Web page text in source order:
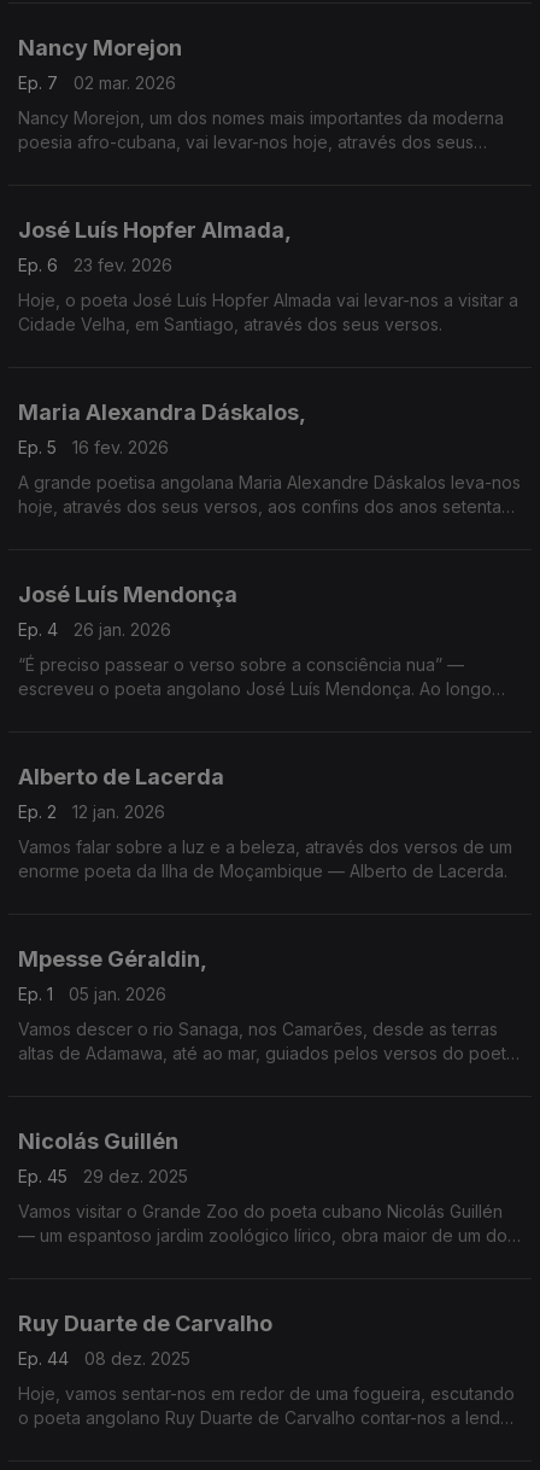
Nancy Morejon
Ep. 7
02 mar. 2026
Nancy Morejon, um dos nomes mais importantes da moderna
poesia afro-cubana, vai levar-nos hoje, através dos seus
José Luís Hopfer Almada,
Ep. 6
23 fev. 2026
Hoje, o poeta José Luís Hopfer Almada vai levar-nos a visitar a
Cidade Velha, em Santiago, através dos seus versos.
Maria Alexandra Dáskalos,
Ep. 5
16 fev. 2026
A grande poetisa angolana Maria Alexandre Dáskalos leva-nos
hoje, através dos seus versos, aos confins dos anos setenta
José Luís Mendonça
Ep. 4
26 jan. 2026
“É preciso passear o verso sobre a consciência nua” —
escreveu o poeta angolano José Luís Mendonça. Ao longo
Alberto de Lacerda
Ep. 2
12 jan. 2026
Vamos falar sobre a luz e a beleza, através dos versos de um
enorme poeta da Ilha de Moçambique — Alberto de Lacerda.
Mpesse Géraldin,
Ep. 1
05 jan. 2026
Vamos descer o rio Sanaga, nos Camarões, desde as terras
altas de Adamawa, até ao mar, guiados pelos versos do poeta
Nicolás Guillén
Ep. 45
29 dez. 2025
Vamos visitar o Grande Zoo do poeta cubano Nicolás Guillén
— um espantoso jardim zoológico lírico, obra maior de um dos
Ruy Duarte de Carvalho
Ep. 44
08 dez. 2025
Hoje, vamos sentar-nos em redor de uma fogueira, escutando
o poeta angolano Ruy Duarte de Carvalho contar-nos a lenda